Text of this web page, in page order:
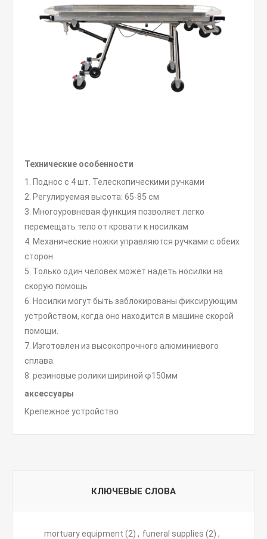
Технические особенности
1. Поднос с 4 шт. Телескопическими ручками
2. Регулируемая высота: 65-85 см
3. Многоуровневая функция позволяет легко
перемещать тело от кровати к носилкам
4. Механические ножки управляются ручками с обеих
сторон.
5. Только один человек может надеть носилки на
скорую помощь
6. Носилки могут быть заблокированы фиксирующим
устройством, когда оно находится в машине скорой
помощи.
7. Изготовлен из высокопрочного алюминиевого
сплава.
8. резиновые ролики шириной φ150мм
аксессуары
Крепежное устройство
КЛЮЧЕВЫЕ СЛОВА
mortuary equipment (2) , funeral supplies (2) ,